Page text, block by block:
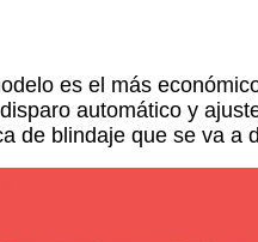
es el más
automático y
de blindaje que se va a